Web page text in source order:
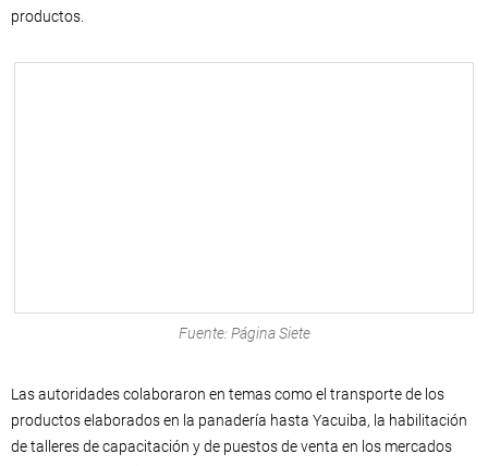
productos.
Fuente: Página Siete
Las autoridades colaboraron en temas como el transporte de los
productos elaborados en la panadería hasta Yacuiba, la habilitación
de talleres de capacitación y de puestos de venta en los mercados